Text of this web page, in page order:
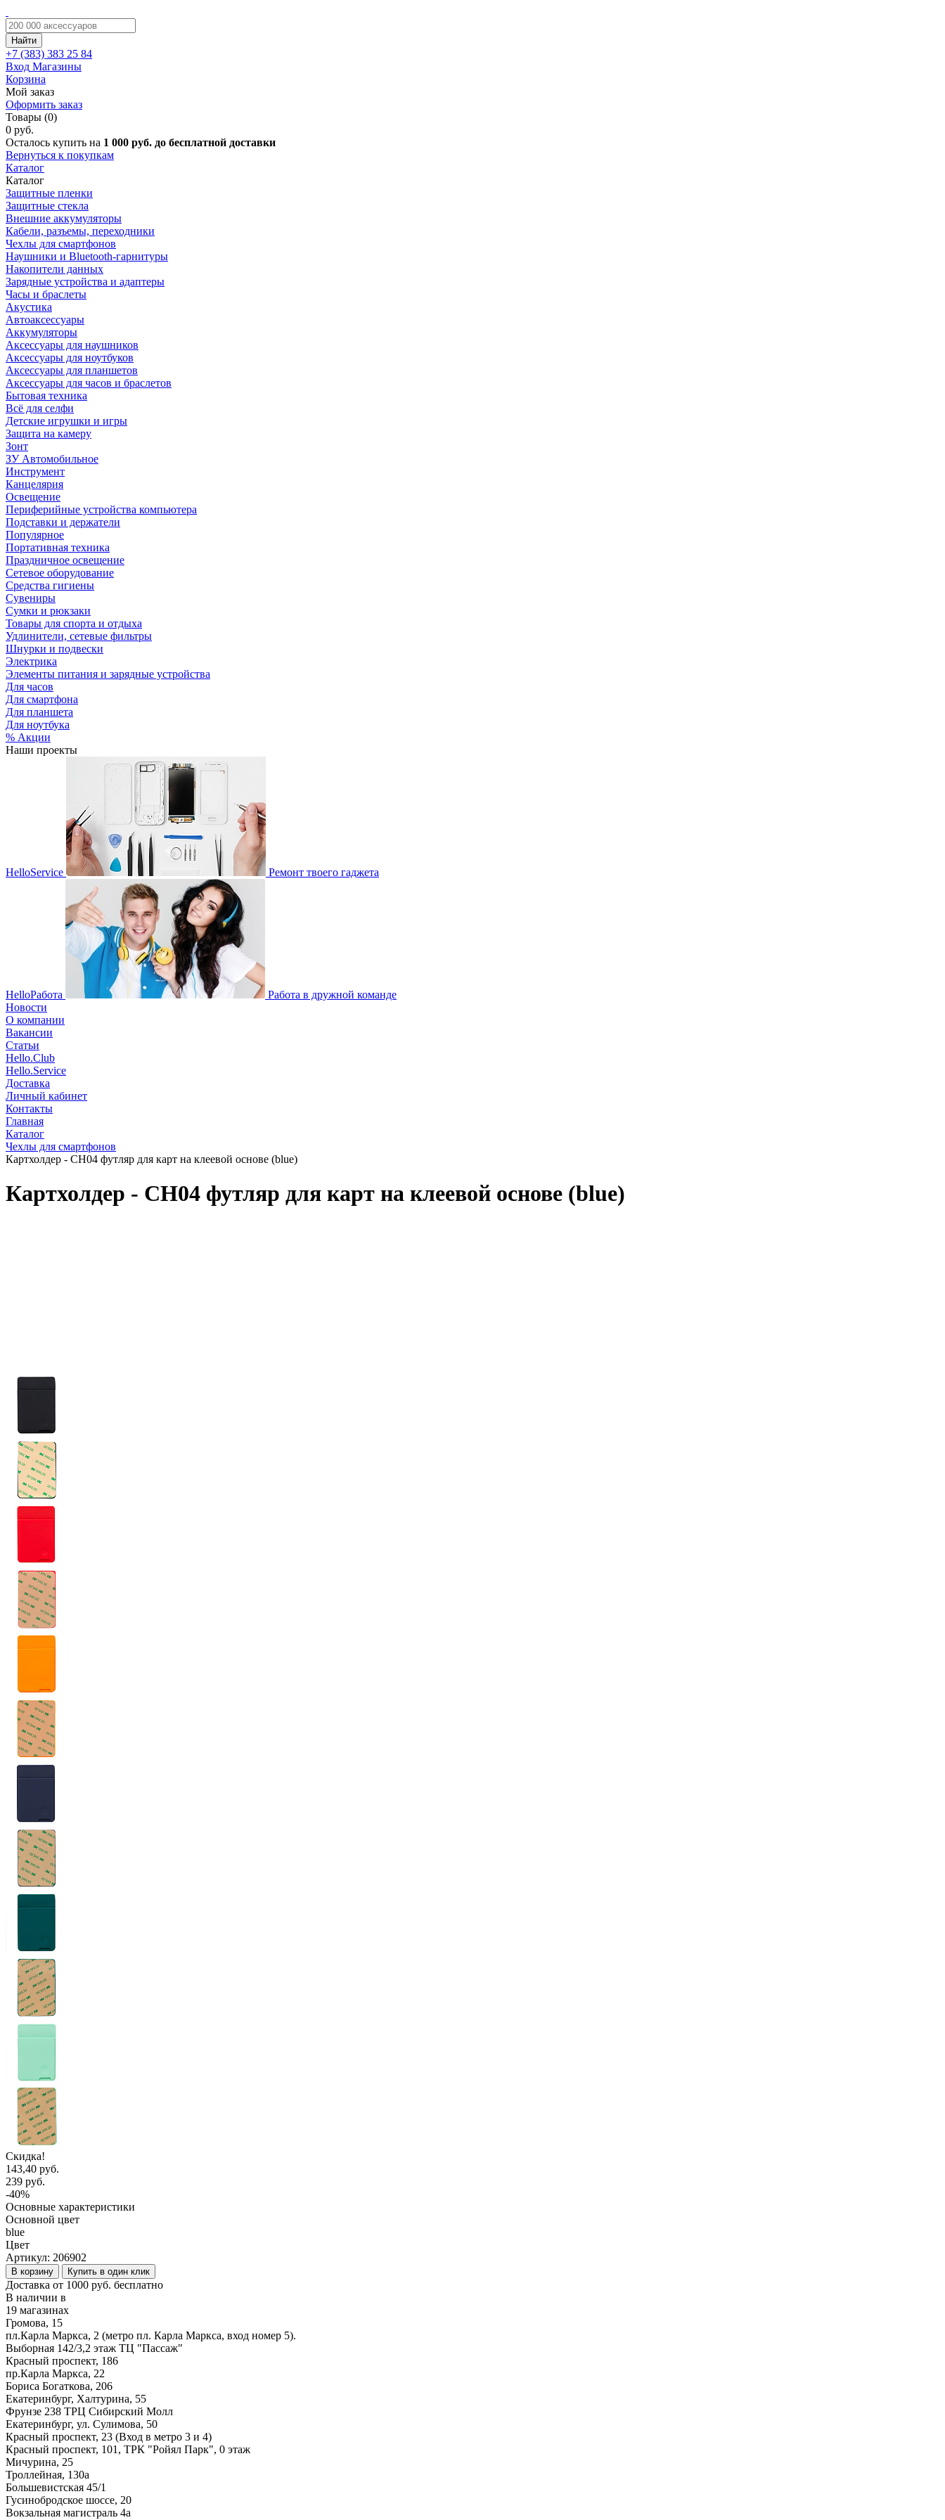
Найти
+7 (383) 383 25 84
Вход Магазины
Корзина
Мой заказ
Оформить заказ
Товары (0)
0 руб.
Осталось купить на 1 000 руб. до бесплатной доставки
Вернуться к покупкам
Каталог
Каталог
Защитные пленки
Защитные стекла
Внешние аккумуляторы
Кабели, разъемы, переходники
Чехлы для смартфонов
Наушники и Bluetooth-гарнитуры
Накопители данных
Зарядные устройства и адаптеры
Часы и браслеты
Акустика
Автоаксессуары
Аккумуляторы
Аксессуары для наушников
Аксессуары для ноутбуков
Аксессуары для планшетов
Аксессуары для часов и браслетов
Бытовая техника
Всё для селфи
Детские игрушки и игры
Защита на камеру
Зонт
ЗУ Автомобильное
Инструмент
Канцелярия
Освещение
Периферийные устройства компьютера
Подставки и держатели
Популярное
Портативная техника
Праздничное освещение
Сетевое оборудование
Средства гигиены
Сувениры
Сумки и рюкзаки
Товары для спорта и отдыха
Удлинители, сетевые фильтры
Шнурки и подвески
Электрика
Элементы питания и зарядные устройства
Для часов
Для смартфона
Для планшета
Для ноутбука
% Акции
Наши проекты
HelloService Ремонт твоего гаджета
HelloРабота
Работа в дружной команде
Новости
О компании
Вакансии
Статьи
Hello.Club
Hello.Service
Доставка
Личный кабинет
Контакты
Главная
Каталог
Чехлы для смартфонов
Картхолдер - CH04 футляр для карт на клеевой основе (blue)
Картхолдер - CH04 футляр для карт на клеевой основе (blue)
Скидка!
143,40 руб.
239 руб.
-40%
Основные характеристики
Основной цвет
blue
Цвет
Артикул: 206902
В корзину Купить в один клик
Доставка от 1000 руб. бесплатно
В наличии в
19 магазинах
Громова, 15
пл.Карла Маркса, 2 (метро пл. Карла Маркса, вход номер 5).
Выборная 142/3,2 этаж ТЦ "Пассаж"
Красный проспект, 186
пр.Карла Маркса, 22
Бориса Богаткова, 206
Екатеринбург, Халтурина, 55
Фрунзе 238 ТРЦ Сибирский Молл
Екатеринбург, ул. Сулимова, 50
Красный проспект, 23 (Вход в метро 3 и 4)
Красный проспект, 101, ТРК "Ройял Парк", 0 этаж
Мичурина, 25
Троллейная, 130а
Большевистская 45/1
Гусинобродское шоссе, 20
Вокзальная магистраль 4а